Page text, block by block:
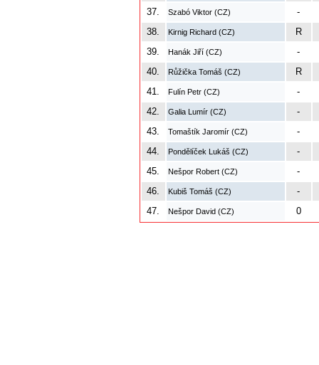
37.
Szabó Viktor (CZ)
-
38.
Kirnig Richard (CZ)
R
39.
Hanák Jiří (CZ)
-
40.
Růžička Tomáš (CZ)
R
41.
Fulín Petr (CZ)
-
42.
Galia Lumír (CZ)
-
43.
Tomaštík Jaromír (CZ)
-
44.
Pondělíček Lukáš (CZ)
-
45.
Nešpor Robert (CZ)
-
46.
Kubiš Tomáš (CZ)
-
47.
Nešpor David (CZ) 0